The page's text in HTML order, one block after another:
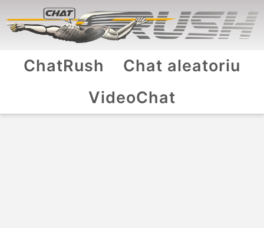
ChatRush
Chat aleatoriu
VideoChat